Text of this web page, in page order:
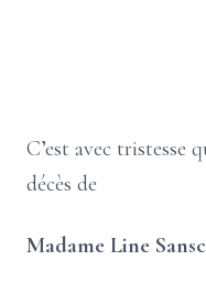
C’est avec tristesse
décès de
Madame Line